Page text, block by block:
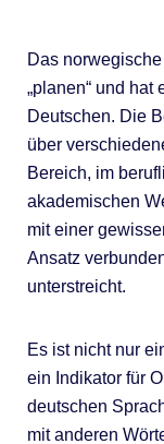
Das
„planen“ und hat
Deutschen. Die
über
Bereich, im
akademischen
mit einer
Ansatz
unterstreicht.
Es ist nicht nur
ein Indikator für
deutschen
mit anderen